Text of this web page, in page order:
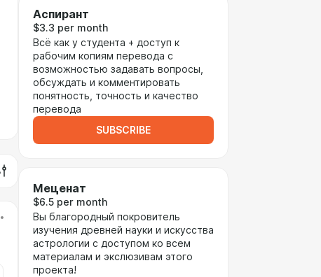
Аспирант
$3.3 per month
Всё как у студента + доступ к
рабочим копиям перевода с
возможностью задавать вопросы,
обсуждать и комментировать
понятность, точность и качество
перевода
SUBSCRIBE
Меценат
$6.5 per month
Вы благородный покровитель
изучения древней науки и искусства
астрологии с доступом ко всем
материалам и экслюзивам этого
проекта!